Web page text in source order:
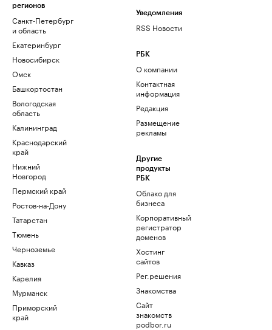
регионов
Санкт-Петербург
и область
Екатеринбург
Новосибирск
Омск
Башкортостан
Вологодская
область
Калининград
Краснодарский
край
Нижний
Новгород
Пермский край
Ростов-на-Дону
Татарстан
Тюмень
Черноземье
Кавказ
Карелия
Мурманск
Приморский
край
Уведомления
RSS Новости
РБК
О компании
Контактная
информация
Редакция
Размещение
рекламы
Другие
продукты
РБК
Облако для
бизнеса
Корпоративный
регистратор
доменов
Хостинг
сайтов
Рег.решения
Знакомства
Сайт
знакомств
podbor.ru